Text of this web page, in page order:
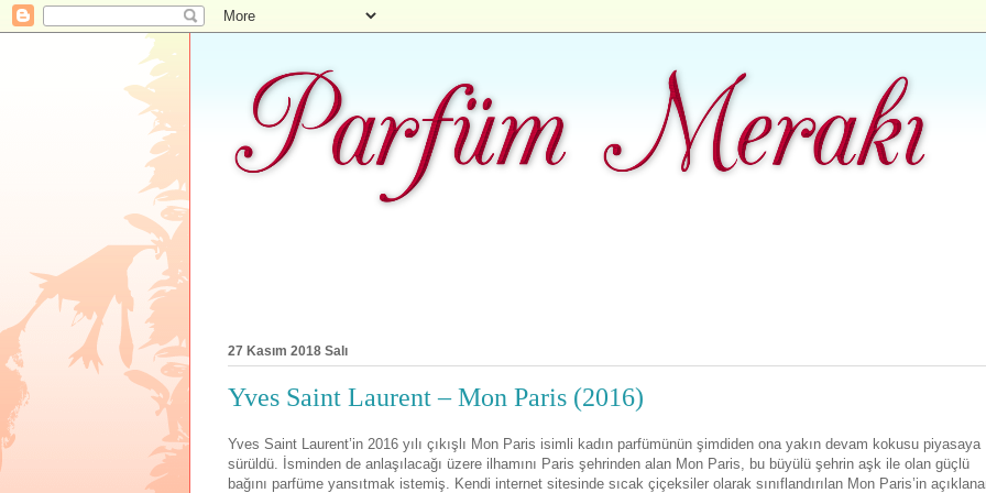
27 Kasım 2018 Salı
Yves Saint Laurent – Mon Paris (2016)
Yves Saint Laurent’in 2016 yılı çıkışlı Mon Paris isimli kadın parfümünün şimdiden ona yakın devam kokusu piyasaya
sürüldü. İsminden de anlaşılacağı üzere ilhamını Paris şehrinden alan Mon Paris, bu büyülü şehrin aşk ile olan güçlü
bağını parfüme yansıtmak istemiş. Kendi internet sitesinde sıcak çiçeksiler olarak sınıflandırılan Mon Paris’in